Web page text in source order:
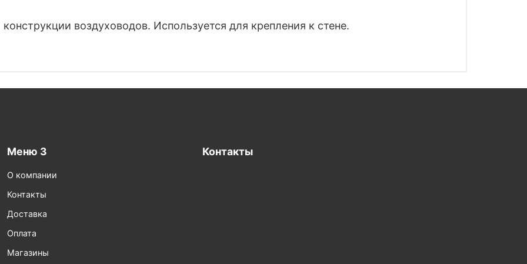
воздуховодов. Используется для крепления к стене.
Меню 3
О компании
Контакты
Доставка
Оплата
Магазины
Контакты